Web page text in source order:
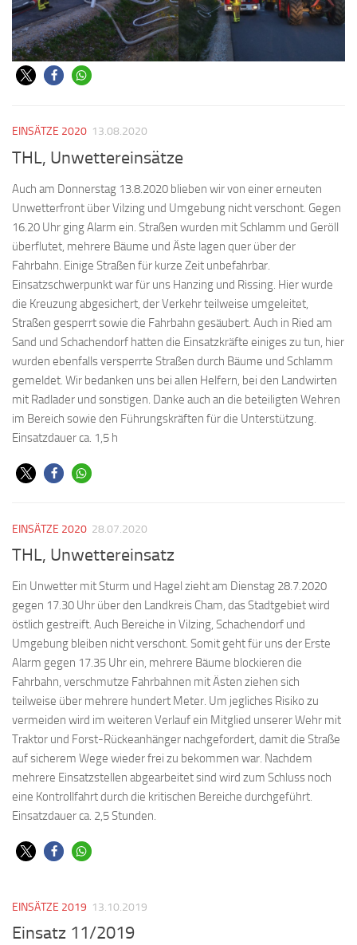
EINSÄTZE 2020 13.08.2020
THL, Unwettereinsätze
Auch am Donnerstag 13.8.2020 blieben wir von einer erneuten
Unwetterfront über Vilzing und Umgebung nicht verschont. Gegen
16.20 Uhr ging Alarm ein. Straßen wurden mit Schlamm und Geröll
überflutet, mehrere Bäume und Äste lagen quer über der
Fahrbahn. Einige Straßen für kurze Zeit unbefahrbar.
Einsatzschwerpunkt war für uns Hanzing und Rissing. Hier wurde
die Kreuzung abgesichert, der Verkehr teilweise umgeleitet,
Straßen gesperrt sowie die Fahrbahn gesäubert. Auch in Ried am
Sand und Schachendorf hatten die Einsatzkräfte einiges zu tun, hier
wurden ebenfalls versperrte Straßen durch Bäume und Schlamm
gemeldet. Wir bedanken uns bei allen Helfern, bei den Landwirten
mit Radlader und sonstigen. Danke auch an die beteiligten Wehren
im Bereich sowie den Führungskräften für die Unterstützung.
Einsatzdauer ca. 1,5 h
EINSÄTZE 2020 28.07.2020
THL, Unwettereinsatz
Ein Unwetter mit Sturm und Hagel zieht am Dienstag 28.7.2020
gegen 17.30 Uhr über den Landkreis Cham, das Stadtgebiet wird
östlich gestreift. Auch Bereiche in Vilzing, Schachendorf und
Umgebung bleiben nicht verschont. Somit geht für uns der Erste
Alarm gegen 17.35 Uhr ein, mehrere Bäume blockieren die
Fahrbahn, verschmutze Fahrbahnen mit Ästen ziehen sich
teilweise über mehrere hundert Meter. Um jegliches Risiko zu
vermeiden wird im weiteren Verlauf ein Mitglied unserer Wehr mit
Traktor und Forst-Rückeanhänger nachgefordert, damit die Straße
auf sicherem Wege wieder frei zu bekommen war. Nachdem
mehrere Einsatzstellen abgearbeitet sind wird zum Schluss noch
eine Kontrollfahrt durch die kritischen Bereiche durchgeführt.
Einsatzdauer ca. 2,5 Stunden.
EINSÄTZE 2019 13.10.2019
Einsatz 11/2019